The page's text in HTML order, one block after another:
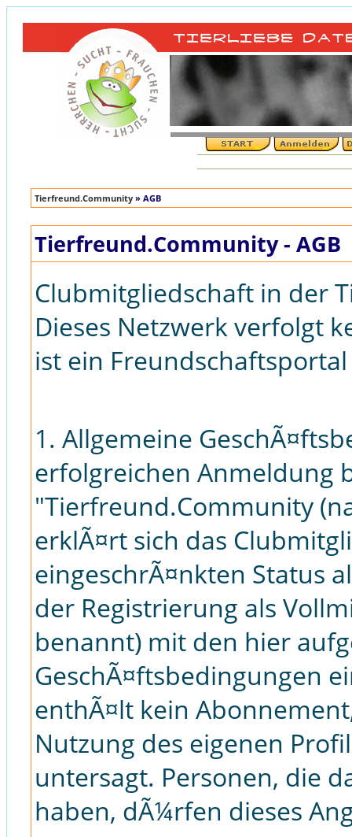
Tierfreund.Community » AGB
Tierfreund.Community - AGB
Clubmitgliedschaft in der
Dieses Netzwerk verfolgt
ist ein Freundschaftsportal
1. Allgemeine
erfolgreichen Anmeldung
"Tierfreund.Community
erklÃ¤rt sich das
eingeschrÃ¤nkten Status
der Registrierung als
benannt) mit den hier
GeschÃ¤ftsbedingungen
enthÃ¤lt kein
Nutzung des eigenen
untersagt. Personen, die
haben, dÃ¼rfen dieses